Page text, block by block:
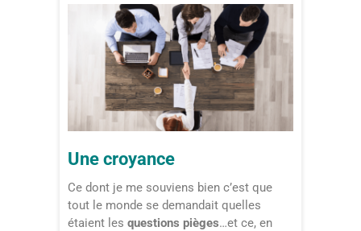
Une croyance
Ce dont je me souviens bien c’est que
tout le monde se demandait quelles
étaient les questions pièges…et ce, en